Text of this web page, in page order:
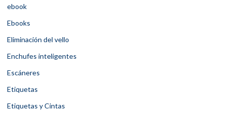
ebook
Ebooks
Eliminación del vello
Enchufes inteligentes
Escáneres
Etiquetas
Etiquetas y Cintas